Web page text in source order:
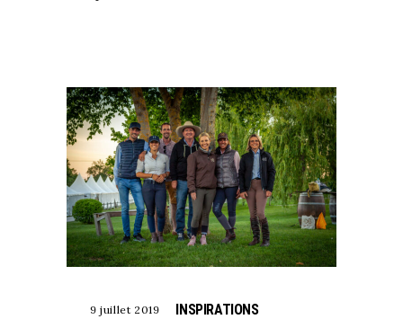
9 juillet 2019 INSPIRATIONS